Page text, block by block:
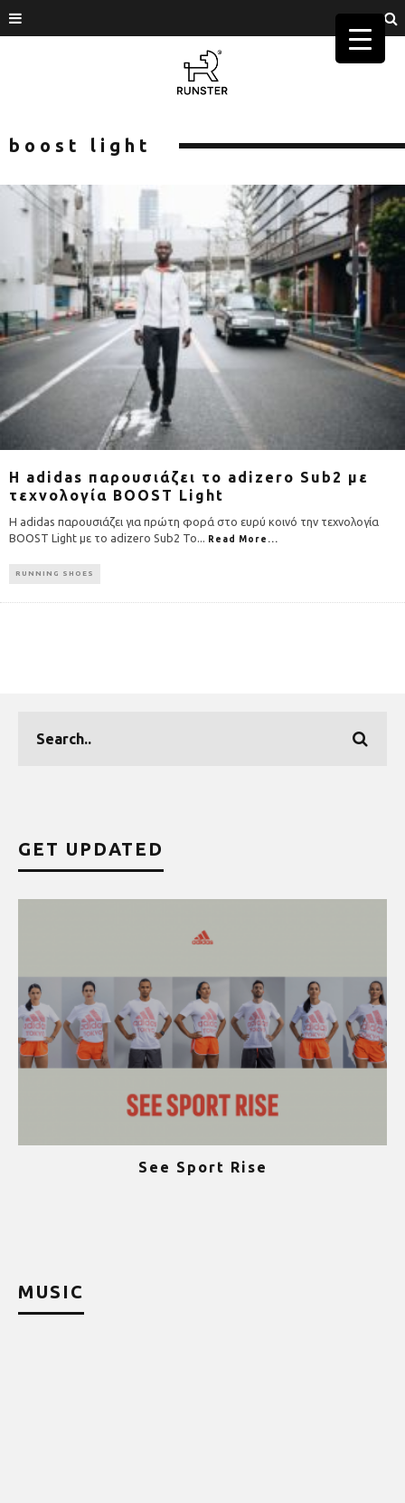
boost light
H adidas παρουσιάζει το adizero Sub2 με
τεχνολογία BOOST Light
H adidas παρουσιάζει για πρώτη φορά στο ευρύ κοινό την τεχνολογία
BOOST Light με το adizero Sub2 Το... Read More...
RUNNING SHOES
GET UPDATED
See Sport Rise
MUSIC